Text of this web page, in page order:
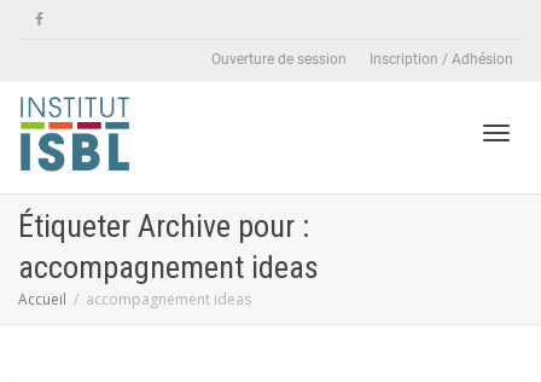
Ouverture de session Inscription / Adhésion
Étiqueter Archive pour :
accompagnement ideas
Accueil accompagnement ideas